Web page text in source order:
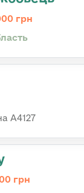
грн
А4127
грн